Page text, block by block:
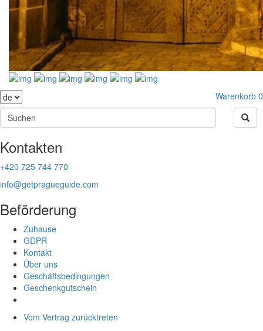
Warenkorb 0
Kontakten
+420 725 744 770
info@getpragueguide.com
Beförderung
Zuhause
GDPR
Kontakt
Über uns
Geschäftsbedingungen
Geschenkgutschein
Vom Vertrag zurücktreten